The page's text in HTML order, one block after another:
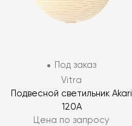
Под заказ
Vitra
Подвесной светильник Akari
120A
Цена по запросу